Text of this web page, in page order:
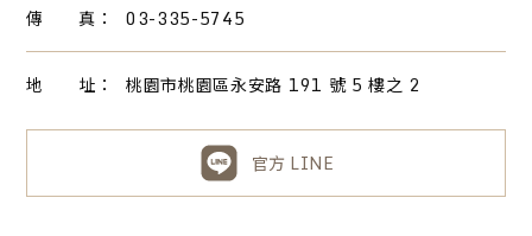
傳 真： 03-335-5745
地 址： 桃園市桃園區永安路 191 號 5 樓之 2
官方 LINE